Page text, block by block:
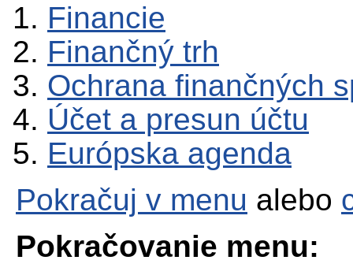
Financie
Finančný trh
Ochrana finančných
Účet a presun účtu
Európska agenda
Pokračuj v menu alebo
Pokračovanie menu: